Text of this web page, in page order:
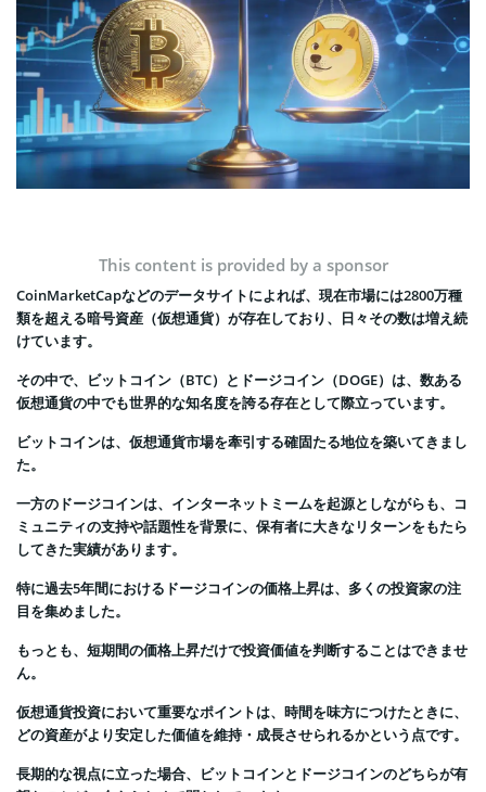
This content is provided by a sponsor
CoinMarketCapなどのデータサイトによれば、現在市場には2800万種
類を超える暗号資産（仮想通貨）が存在しており、日々その数は増え続
けています。
その中で、ビットコイン（BTC）とドージコイン（DOGE）は、数ある
仮想通貨の中でも世界的な知名度を誇る存在として際立っています。
ビットコインは、仮想通貨市場を牽引する確固たる地位を築いてきまし
た。
一方のドージコインは、インターネットミームを起源としながらも、コ
ミュニティの支持や話題性を背景に、保有者に大きなリターンをもたら
してきた実績があります。
特に過去5年間におけるドージコインの価格上昇は、多くの投資家の注
目を集めました。
もっとも、短期間の価格上昇だけで投資価値を判断することはできませ
ん。
仮想通貨投資において重要なポイントは、時間を味方につけたときに、
どの資産がより安定した価値を維持・成長させられるかという点です。
長期的な視点に立った場合、ビットコインとドージコインのどちらが有